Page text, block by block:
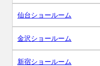
仙台ショールーム
金沢ショールーム
新宿ショールーム